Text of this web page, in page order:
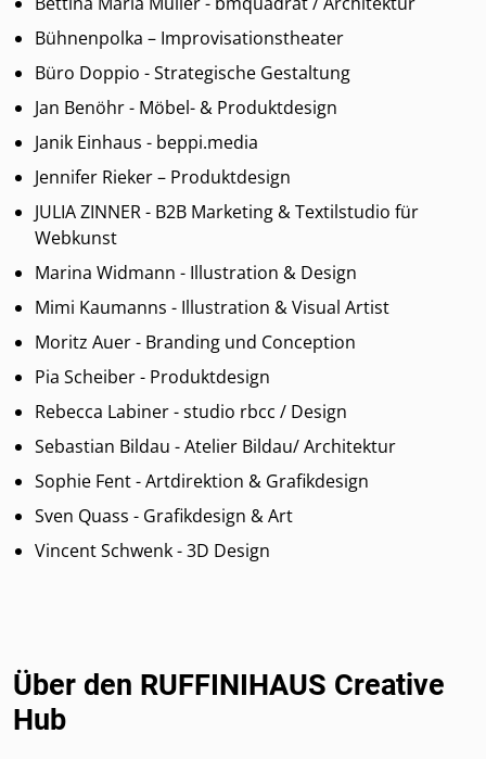
Bühnenpolka – Improvisationstheater
Büro Doppio - Strategische Gestaltung
Jan Benöhr - Möbel- & Produktdesign
Janik Einhaus - beppi.media
Jennifer Rieker – Produktdesign
JULIA ZINNER - B2B Marketing & Textilstudio für
Webkunst
Marina Widmann - Illustration & Design
Mimi Kaumanns - Illustration & Visual Artist
Moritz Auer - Branding und Conception
Pia Scheiber - Produktdesign
Rebecca Labiner - studio rbcc / Design
Sebastian Bildau - Atelier Bildau/ Architektur
Sophie Fent - Artdirektion & Grafikdesign
Sven Quass - Grafikdesign & Art
Vincent Schwenk - 3D Design
Über den RUFFINIHAUS Creative
Hub